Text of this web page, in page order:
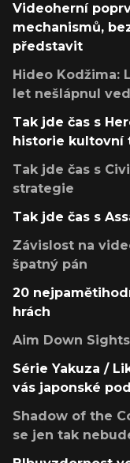
Videoherní
mechanismů,
představit
Hideo Kodžima:
let nešlápnul
Tak jde čas s
historie kultovní
Tak jde čas s
strategie
Tak jde čas s
Závislost na
špatný pán
20
hrách
Aim Down
Série Yakuza /
vás japonské
Shadow of the
se jen tak